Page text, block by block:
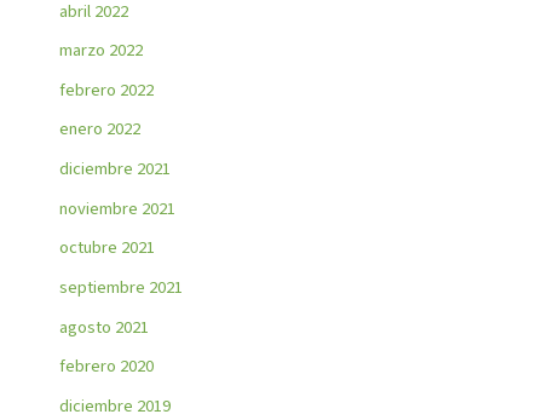
abril 2022
marzo 2022
febrero 2022
enero 2022
diciembre 2021
noviembre 2021
octubre 2021
septiembre 2021
agosto 2021
febrero 2020
diciembre 2019